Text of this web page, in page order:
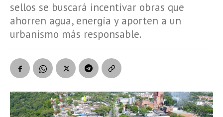
sellos se buscará incentivar obras que
ahorren agua, energía y aporten a un
urbanismo más responsable.